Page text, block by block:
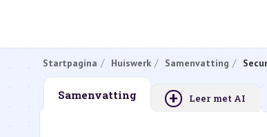
Startpagina Huiswerk Samenvatting
Samenvatting + Leer met AI